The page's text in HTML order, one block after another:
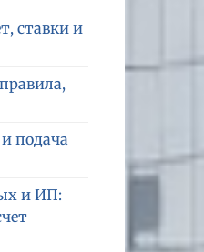
ставки и
подача
и ИП: